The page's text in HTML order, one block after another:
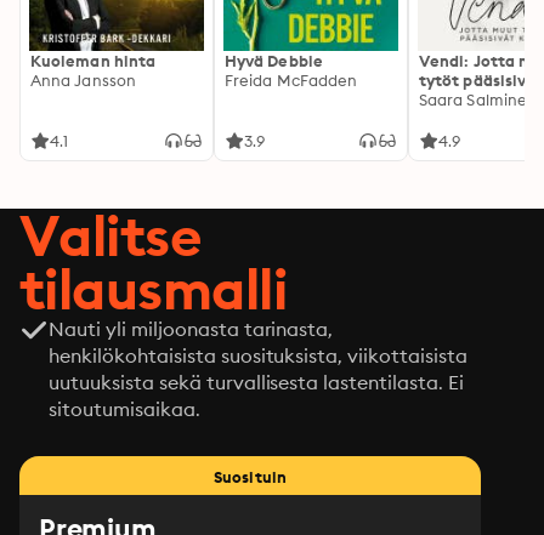
Kuoleman hinta
Anna Jansson
4.1
Hyvä Debbie
Freida McFadden
3.9
Vendi: Jotta
tytöt pääsisivät
kotiin
Saara Salminen
4.9
Valitse
tilausmalli
Nauti yli miljoonasta tarinasta,
henkilökohtaisista suosituksista, viikottaisista
uutuuksista sekä turvallisesta lastentilasta. Ei
sitoutumisaikaa.
Suosituin